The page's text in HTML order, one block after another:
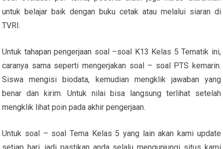
untuk belajar baik dengan buku cetak atau melalui siaran di
TVRI.
Untuk tahapan pengerjaan soal –soal K13 Kelas 5 Tematik ini,
caranya sama seperti mengerjakan soal – soal PTS kemarin.
Siswa mengisi biodata, kemudian mengklik jawaban yang
benar dan kirim. Untuk nilai bisa langsung terlihat setelah
mengklik lihat poin pada akhir pengerjaan.
Untuk soal – soal Tema Kelas 5 yang lain akan kami update